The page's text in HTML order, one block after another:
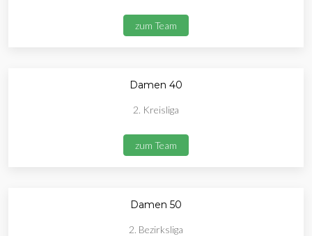
zum Team
Damen 40
2. Kreisliga
zum Team
Damen 50
2. Bezirksliga